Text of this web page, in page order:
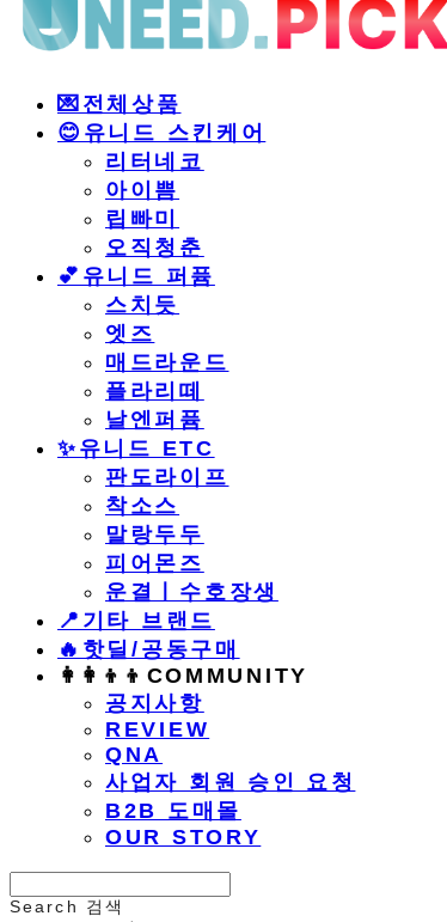
💌전체상품
😊유니드 스킨케어
리터네코
아이쁨
립빠미
오직청춘
💕유니드 퍼퓸
스치듯
엣즈
매드라운드
플라리떼
날엔퍼퓸
​✨유니드 ETC
판도라이프
착소스
말랑두두
피어몬즈
운결ㅣ수호장생
📍기타 브랜드
🔥핫딜/공동구매
👩‍👩‍👦‍👦COMMUNITY
공지사항
REVIEW
QNA
사업자 회원 승인 요청
B2B 도매몰
OUR STORY
Search
검색